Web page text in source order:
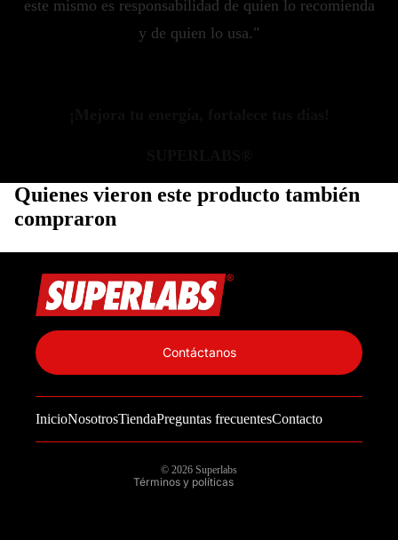
este mismo es responsabilidad de quien lo recomienda
y de quien lo usa."
Quienes vieron este producto también
compraron
InicioNosotrosTiendaPreguntas frecuentesContacto
Contáctanos
© 2026 Superlabs
Términos y políticas
Información de contacto
Política de reembolso
Términos del servicio
Política de envío